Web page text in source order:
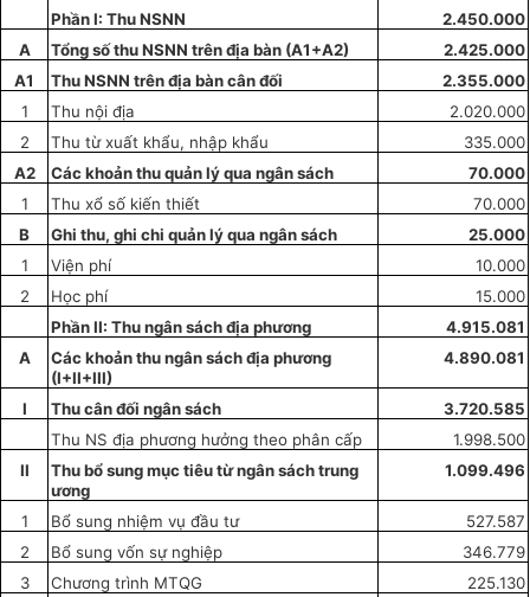
Phần I: Thu NSNN
2.450.000
A
Tổng số thu NSNN trên địa bàn (A1+A2)
2.425.000
A1 Thu NSNN trên địa bàn cân đối 2.355.000
1
Thu nội địa
2.020.000
2
Thu từ xuất khẩu, nhập khẩu
335.000
A2
Các khoản thu quản lý qua ngân sách
70.000
1
Thu xổ số kiến thiết
70.000
B
Ghi thu, ghi chi quản lý qua ngân sách
25.000
1
Viện phí
10.000
2
Học phí
15.000
Phần II: Thu ngân sách địa phương
4.915.081
A
Các khoản thu ngân sách địa phương
(I+II+III)
4.890.081
I Thu cân đối ngân sách
3.720.585
Thu NS địa phương hưởng theo phân cấp
1.998.500
II
Thu bổsung mục tiêu từ ngân sách trung
ương
1.099.496
1 Bổ sung nhiệm vụ đầu tư
527.587
2
Bổ sung vốn sự nghiệp
346.779
3
Chương trình MTQG
225.130